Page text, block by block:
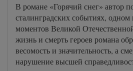
В романе «Горячий снег» автор
сталинградских событиях,
моментов Великой
жизнь и смерть героев романа
весомость и значительность, а
нарушение высшей